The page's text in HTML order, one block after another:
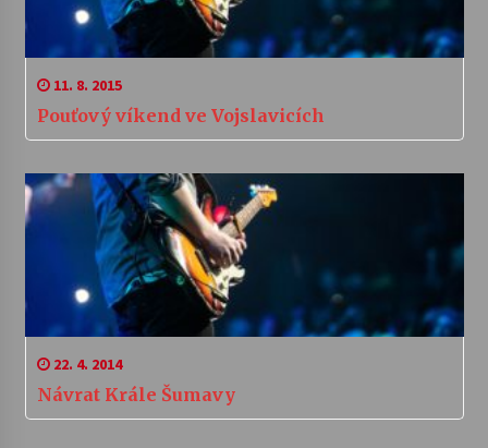
11. 8. 2015
Pouťový víkend ve Vojslavicích
22. 4. 2014
Návrat Krále Šumavy